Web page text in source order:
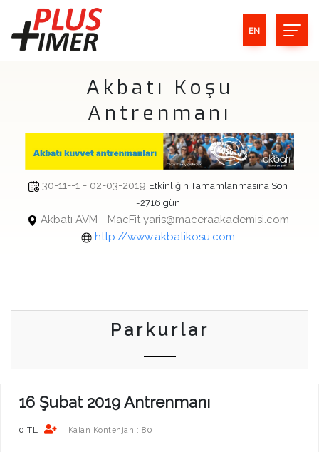
EN
Akbatı Koşu
Antrenmanı
30-11--1 - 02-03-2019 Etkinliğin Tamamlanmasına Son
-2716 gün
Akbatı AVM - MacFit yaris@maceraakademisi.com
http://www.akbatikosu.com
Parkurlar
16 Şubat 2019 Antrenmanı
0 TL Kalan Kontenjan : 80